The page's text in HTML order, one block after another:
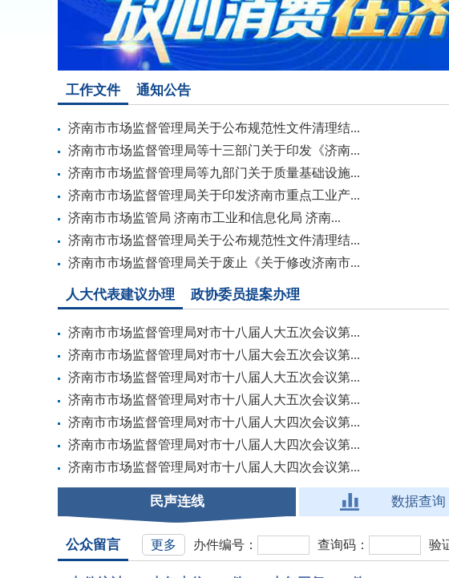
工作文件 通知公告
济南市市场监督管理局关于公布规范性文件清理结...
济南市市场监督管理局等十三部门关于印发《济南...
济南市市场监督管理局等九部门关于质量基础设施...
济南市市场监督管理局关于印发济南市重点工业产...
济南市市场监管局 济南市工业和信息化局 济南...
济南市市场监督管理局关于公布规范性文件清理结...
济南市市场监督管理局关于废止《关于修改济南市...
人大代表建议办理 政协委员提案办理
济南市市场监督管理局对市十八届人大五次会议第...
济南市市场监督管理局对市十八届大会五次会议第...
济南市市场监督管理局对市十八届人大五次会议第...
济南市市场监督管理局对市十八届人大五次会议第...
济南市市场监督管理局对市十八届人大四次会议第...
济南市市场监督管理局对市十八届人大四次会议第...
济南市市场监督管理局对市十八届人大四次会议第...
民声连线 数据查询
公众留言 更多